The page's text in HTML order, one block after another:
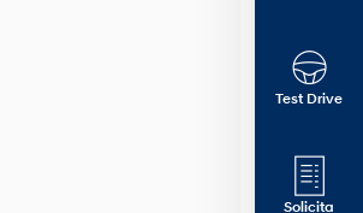
Test Drive
Solicita